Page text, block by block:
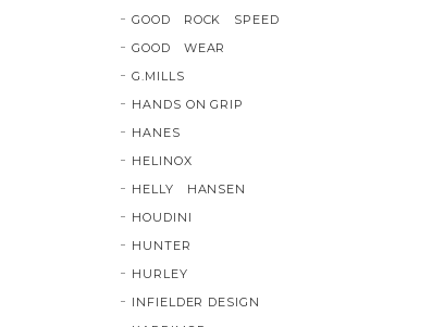
GOOD ROCK SPEED
GOOD WEAR
G.MILLS
HANDS ON GRIP
HANES
HELINOX
HELLY HANSEN
HOUDINI
HUNTER
HURLEY
INFIELDER DESIGN